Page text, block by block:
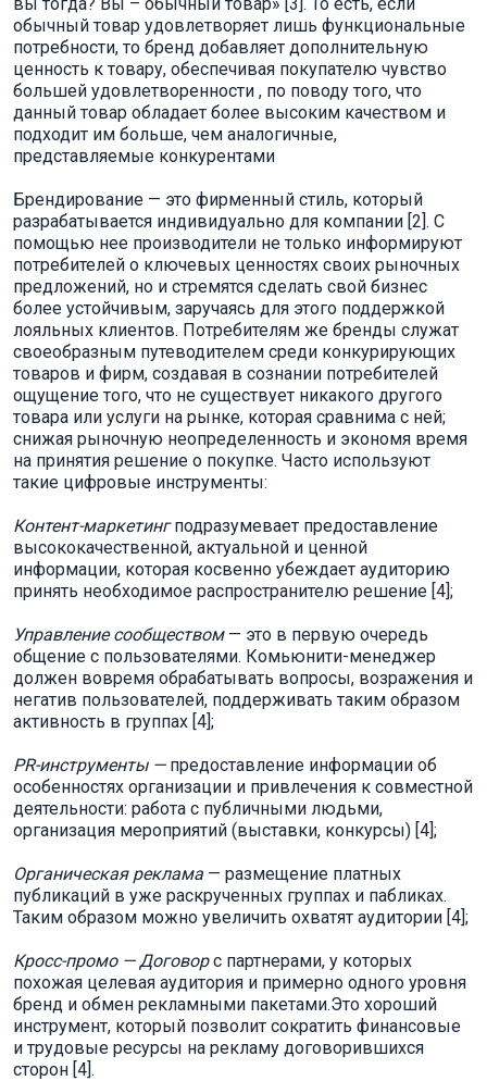
обычный товар удовлетворяет лишь функциональные
потребности, то бренд добавляет дополнительную
ценность к товару, обеспечивая покупателю чувство
большей удовлетворенности , по поводу того, что
данный товар обладает более высоким качеством и
подходит им больше, чем аналогичные,
представляемые конкурентами
Брендирование — это фирменный стиль, который
разрабатывается индивидуально для компании [2]. С
помощью нее производители не только информируют
потребителей о ключевых ценностях своих рыночных
предложений, но и стремятся сделать свой бизнес
более устойчивым, заручаясь для этого поддержкой
лояльных клиентов. Потребителям же бренды служат
своеобразным путеводителем среди конкурирующих
товаров и фирм, создавая в сознании потребителей
ощущение того, что не существует никакого другого
товара или услуги на рынке, которая сравнима с ней;
снижая рыночную неопределенность и экономя время
на принятия решение о покупке. Часто используют
такие цифровые инструменты:
Контент-маркетингподразумевает предоставление
высококачественной, актуальной и ценной
информации, которая косвенно убеждает аудиторию
принять необходимое распространителю решение [4];
Управление сообществом— это в первую очередь
общение с пользователями. Комьюнити-менеджер
должен вовремя обрабатывать вопросы, возражения и
негатив пользователей, поддерживать таким образом
активность в группах [4];
PR-инструменты —предоставление информации об
особенностях организации и привлечения к совместной
деятельности: работа с публичными людьми,
организация мероприятий (выставки, конкурсы) [4];
Органическая реклама — размещение платных
публикаций в уже раскрученных группах и пабликах.
Таким образом можно увеличить охватят аудитории [4];
Кросс-промо — Договорс партнерами, у которых
похожая целевая аудитория и примерно одного уровня
бренд и обмен рекламными пакетами.Это хороший
инструмент, который позволит сократить финансовые
и трудовые ресурсы на рекламу договорившихся
сторон [4].